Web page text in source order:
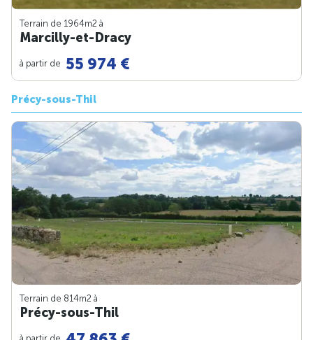
Terrain de 1964m2 à
Marcilly-et-Dracy
à partir de 55 974 €
Précy-sous-Thil
Terrain de 814m2 à
Précy-sous-Thil
à partir de